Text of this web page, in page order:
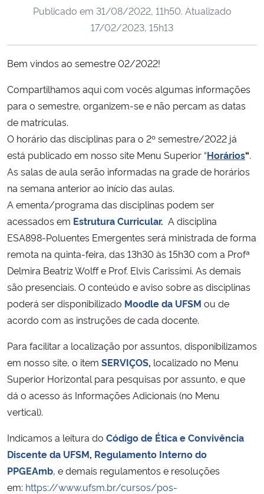
Ministério da Cidadania
Ministério da Ciência, Tecnologia, Inovações e Comunicações
Ministério do Meio Ambiente
Controladoria-Geral da União
Ministério da Mulher, da Família e dos Direitos Humanos
Secretaria-Geral
Secretaria de Governo
Gabinete de Segurança Institucional
Advocacia-Geral da União
Banco Central do Brasil
Publicado em 31/08/2022, 11h50. Atualizado
17/02/2023, 15h13
Bem vindos ao semestre 02/2022!
Compartilhamos aqui com vocês algumas informações
para o semestre, organizem-se e não percam as datas
de matrículas.
O horário das disciplinas para o 2º semestre/2022 já
está publicado em nosso site Menu Superior “Horários“.
As salas de aula serão informadas na grade de horários
na semana anterior ao início das aulas.
A ementa/programa das disciplinas podem ser
acessados em Estrutura Curricular. A disciplina
ESA898-Poluentes Emergentes será ministrada de forma
remota na quinta-feira, das 13h30 às 15h30 com a Profª
Delmira Beatriz Wolff e Prof. Elvis Carissimi. As demais
são presenciais. O conteúdo e aviso sobre as disciplinas
poderá ser disponibilizado Moodle da UFSM ou de
acordo com as instruções de cada docente.
Para facilitar a localização por assuntos, disponibilizamos
em nosso site, o item SERVIÇOS, localizado no Menu
Superior Horizontal para pesquisas por assunto, e que
dá o acesso ás Informações Adicionais (no Menu
vertical).
Indicamos a leitura do Código de Ética e Convivência
Discente da UFSM, Regulamento Interno do
PPGEAmb, e demais regulamentos e resoluções
em: https://www.ufsm.br/cursos/pos-